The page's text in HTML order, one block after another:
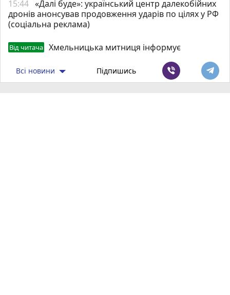
15:44 «Далі буде»: український центр далекобійних
дронів анонсував продовження ударів по цілях у РФ
(соціальна реклама)
Від читача Хмельницька митниця інформує
Всі новини Підпишись